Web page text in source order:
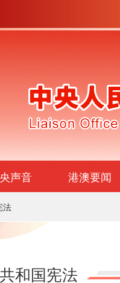
声音 港澳要闻
法
和国宪法